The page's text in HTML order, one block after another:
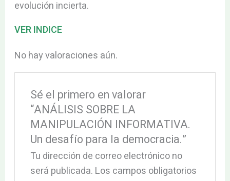
evolución incierta.
VER INDICE
No hay valoraciones aún.
Sé el primero en valorar
“ANÁLISIS SOBRE LA
MANIPULACIÓN INFORMATIVA.
Un desafío para la democracia.”
Tu dirección de correo electrónico no
será publicada. Los campos obligatorios